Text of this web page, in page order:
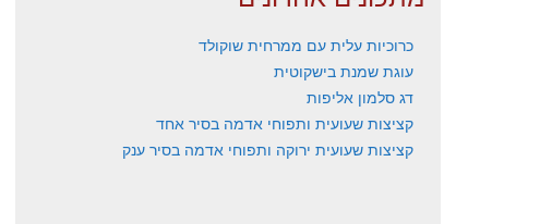
כרוכיות עלית עם ממרחית שוקולד
עוגת שמנת בישקוטית
דג סלמון אליפות
קציצות שעועית ותפוחי אדמה בסיר אחד
קציצות שעועית ירוקה ותפוחי אדמה בסיר ענק